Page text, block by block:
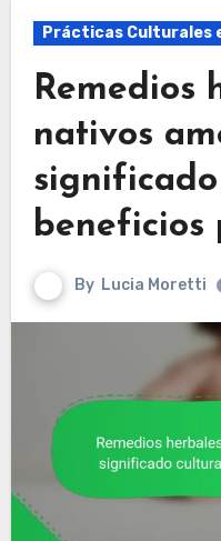
Prácticas Culturales
Remedios
nativos
beneficios
By Lucia Moretti